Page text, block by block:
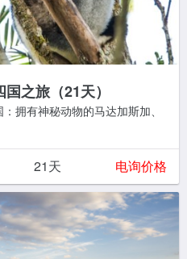
之旅（21天）
拥有神秘动物的马达加斯加、
21天 电询价格